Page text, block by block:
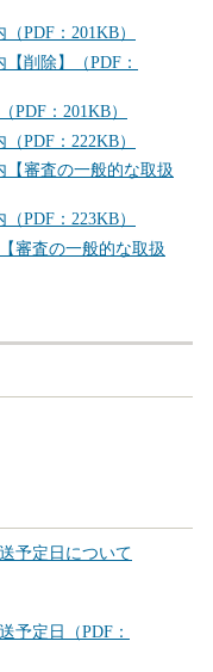
PDF：201KB）
削除】（PDF：
：201KB）
PDF：222KB）
審査の一般的な取扱
PDF：223KB）
審査の一般的な取扱
予定日について
予定日（PDF：